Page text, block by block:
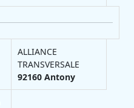
ALLIANCE
TRANSVERSALE
92160 Antony